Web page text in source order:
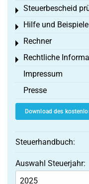
Steuerbescheid
Toggle menu
Hilfe und Beispiele
Toggle menu
Rechner
Toggle menu
Rechtliche
Toggle menu
Impressum
Presse
Download des
Steuerhandbuch:
Auswahl Steuerjahr: